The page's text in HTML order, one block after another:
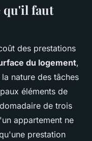
qu'il faut
des prestations
du logement,
nature des tâches
éléments de
de trois
appartement ne
prestation